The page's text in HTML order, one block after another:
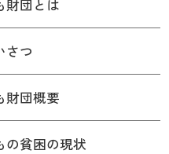
財団とは
さつ
財団概要
の貧困の現状